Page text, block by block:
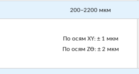
200−2200 мкм
По осям XY: ± 1 мкм
По осям ZƟ: ± 2 мкм